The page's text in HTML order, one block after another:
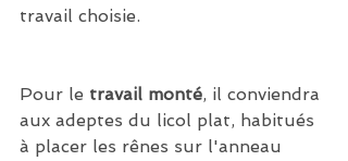
travail choisie.
Pour le travail monté, il conviendra
aux adeptes du licol plat, habitués
à placer les rênes sur l'anneau